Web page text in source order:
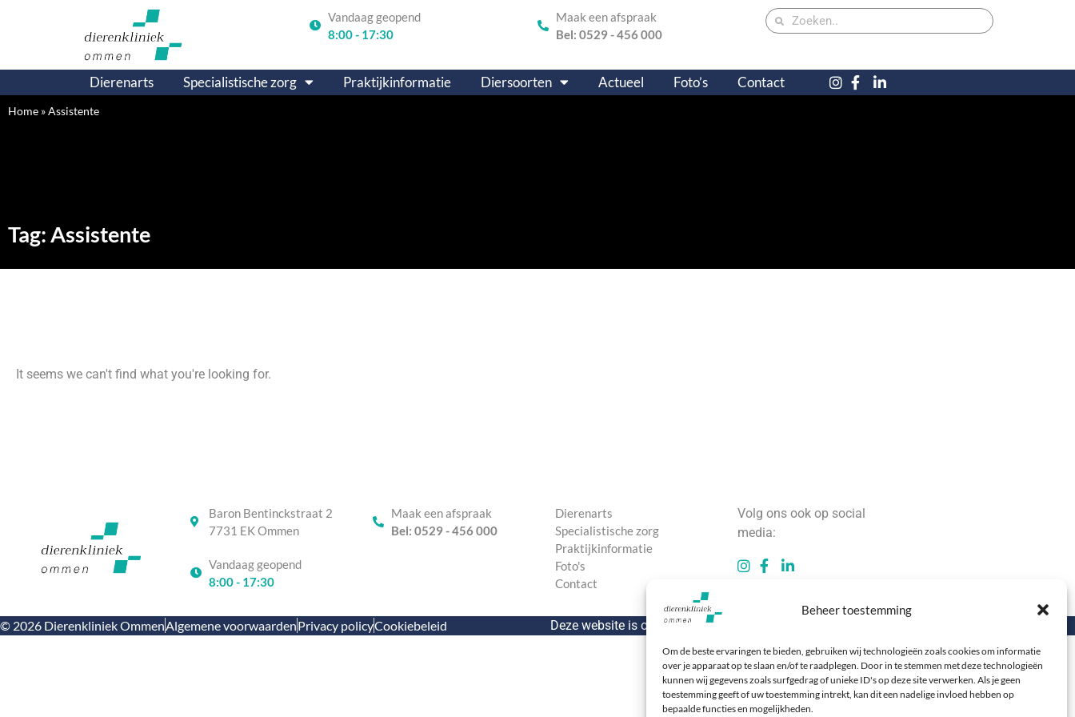
Beheer toestemming
Om de beste ervaringen te bieden, gebruiken wij technologieën zoals cookies om informatie
over je apparaat op te slaan en/of te raadplegen. Door in te stemmen met deze technologieën
kunnen wij gegevens zoals surfgedrag of unieke ID's op deze site verwerken. Als je geen
toestemming geeft of uw toestemming intrekt, kan dit een nadelige invloed hebben op
bepaalde functies en mogelijkheden.
Vandaag geopend
8:00 - 17:30
Maak een afspraak
Bel: 0529 - 456 000
Dierenarts Specialistische zorg Praktijkinformatie Diersoorten Actueel Foto’s Contact
Home »Assistente
Tag: Assistente
It seems we can't find what you're looking for.
Baron Bentinckstraat 2
7731 EK Ommen
Vandaag geopend
8:00 - 17:30
Maak een afspraak
Bel: 0529 - 456 000
Dierenarts
Specialistische zorg
Praktijkinformatie
Foto's
Contact
Volg ons ook op social
media:
© 2026 Dierenkliniek OmmenAlgemene voorwaardenPrivacy policyCookiebeleid Deze website is ontwikkeld door Webzuiver